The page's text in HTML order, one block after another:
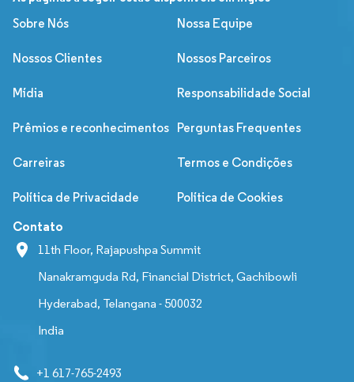
Sobre Nós
Nossa Equipe
Nossos Clientes Nossos Parceiros
Mídia Responsabilidade Social
Prêmios e reconhecimentos Perguntas Frequentes
Carreiras Termos e Condições
Política de Privacidade Política de Cookies
Contato
11th Floor, Rajapushpa Summit
Nanakramguda Rd, Financial District, Gachibowli
Hyderabad, Telangana - 500032
India
+1 617-765-2493